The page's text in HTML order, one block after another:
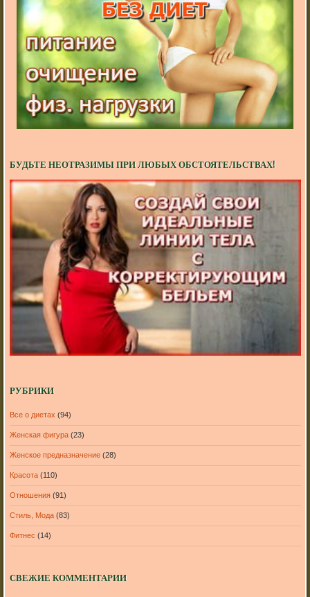
БУДЬТЕ НЕОТРАЗИМЫ ПРИ ЛЮБЫХ ОБСТОЯТЕЛЬСТВАХ!
РУБРИКИ
Все о диетах (94)
Женская фигура(23)
Женское предназначение(28)
Красота(110)
Отношения(91)
Стиль, Мода(83)
Фитнес (14)
СВЕЖИЕ КОММЕНТАРИИ